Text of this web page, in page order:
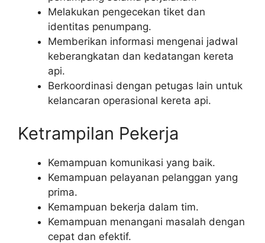
Melakukan pengecekan tiket dan
identitas penumpang.
Memberikan informasi mengenai jadwal
keberangkatan dan kedatangan kereta
api.
Berkoordinasi dengan petugas lain untuk
kelancaran operasional kereta api.
Ketrampilan Pekerja
Kemampuan komunikasi yang baik.
Kemampuan pelayanan pelanggan yang
prima.
Kemampuan bekerja dalam tim.
Kemampuan menangani masalah dengan
cepat dan efektif.